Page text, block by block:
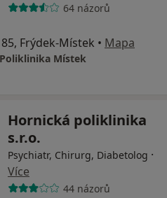
64 názorů
Frýdek-Místek • Mapa
Místek
Hornická poliklinika
s.r.o.
Psychiatr, Chirurg, Diabetolog ·
Více
44 názorů